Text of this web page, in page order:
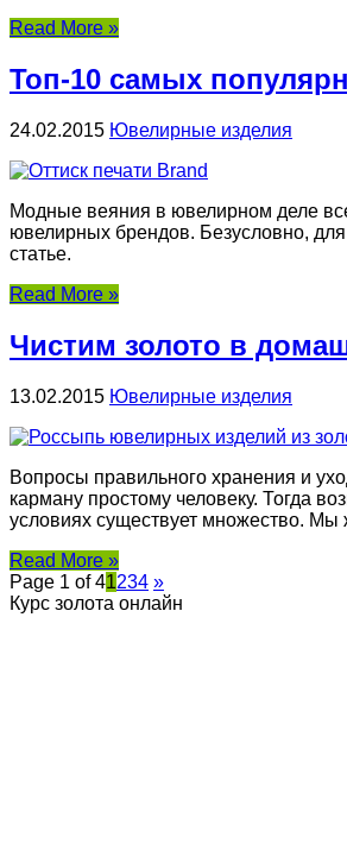
Read More »
Топ-10 самых
24.02.2015 Ювелирные изделия
Модные веяния в ювелирном деле
ювелирных брендов. Безусловно,
статье.
Read More »
Чистим золото в
13.02.2015 Ювелирные изделия
Вопросы правильного хранения и
карману простому человеку. Тогда
условиях существует множество. Мы
Read More »
Page 1 of 41234 »
Курс золота онлайн